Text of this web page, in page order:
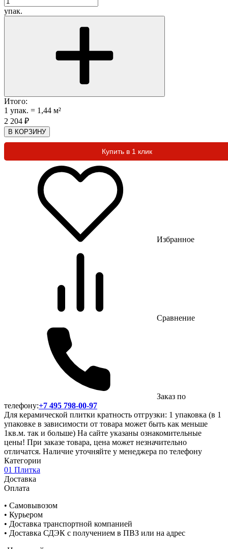
упак.
Итого:
1 упак. = 1,44 м²
2 204 ₽
В КОРЗИНУ
Купить в 1 клик
Избранное
Сравнение
Заказ по
телефону:+7 495 798-00-97
Для керамической плитки кратность отгрузки: 1 упаковка (в 1
упаковке в зависимости от товара может быть как меньше
1кв.м. так и больше) На сайте указаны ознакомительные
цены! При заказе товара, цена может незначительно
отличатся. Наличие уточняйте у менеджера по телефону
Категории
01 Плитка
Доставка
Оплата
• Самовывозом
• Курьером
• Доставка транспортной компанией
• Доставка СДЭК с получением в ПВЗ или на адрес